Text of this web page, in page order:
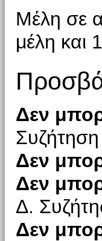
Μέλη σε
μέλη και
Δεν
Συζήτηση
Δεν
Δεν
Δ.
Δεν